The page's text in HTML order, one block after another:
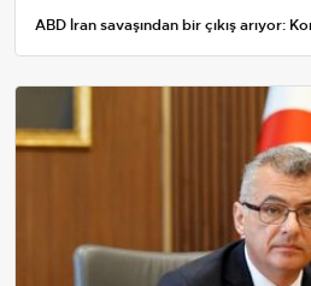
ABD İran savaşından bir çıkış arıyor: